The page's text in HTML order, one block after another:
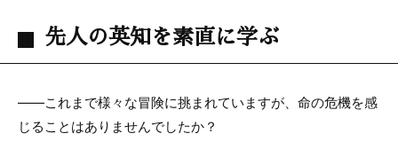
先人の英知を素直に学ぶ
――これまで様々な冒険に挑まれていますが、命の危機を感
じることはありませんでしたか？